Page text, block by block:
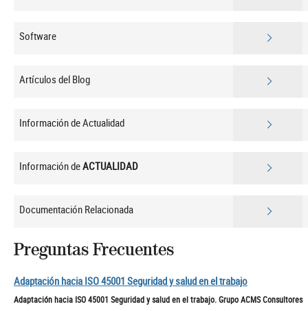
Software
Artículos del Blog
Información de Actualidad
Información deACTUALIDAD
Documentación Relacionada
Preguntas Frecuentes
Adaptación hacia ISO 45001 Seguridad y salud en el trabajo
Adaptación hacia ISO 45001 Seguridad y salud en el trabajo. Grupo ACMS Consultores